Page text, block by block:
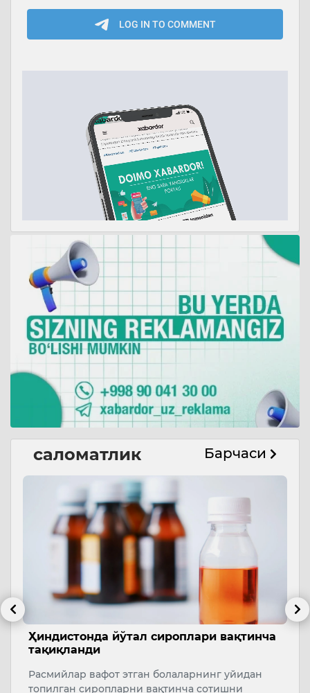
саломатлик Барчаси
Ҳиндистонда йўтал сироплари вақтинча
тақиқланди
Расмийлар вафот этган болаларнинг уйидан
топилган сиропларни вақтинча сотишни